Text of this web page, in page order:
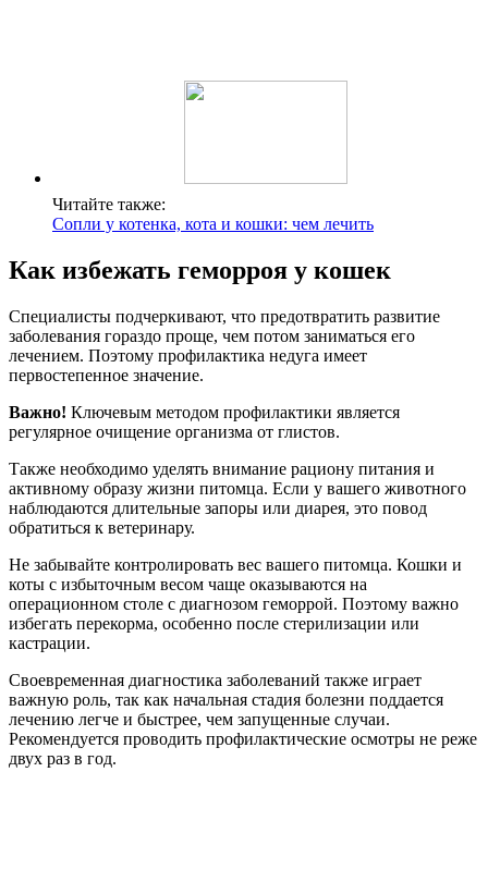
Читайте также:
Сопли у котенка, кота и кошки: чем лечить
Как избежать геморроя у кошек
Специалисты подчеркивают, что предотвратить развитие
заболевания гораздо проще, чем потом заниматься его
лечением. Поэтому профилактика недуга имеет
первостепенное значение.
Важно! Ключевым методом профилактики является
регулярное очищение организма от глистов.
Также необходимо уделять внимание рациону питания и
активному образу жизни питомца. Если у вашего животного
наблюдаются длительные запоры или диарея, это повод
обратиться к ветеринару.
Не забывайте контролировать вес вашего питомца. Кошки и
коты с избыточным весом чаще оказываются на
операционном столе с диагнозом геморрой. Поэтому важно
избегать перекорма, особенно после стерилизации или
кастрации.
Своевременная диагностика заболеваний также играет
важную роль, так как начальная стадия болезни поддается
лечению легче и быстрее, чем запущенные случаи.
Рекомендуется проводить профилактические осмотры не реже
двух раз в год.